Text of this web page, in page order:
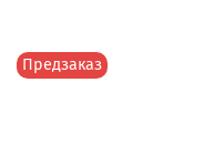
Предзаказ